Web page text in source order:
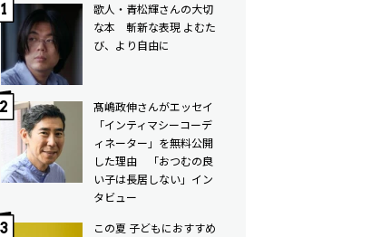
歌人・青松輝さんの大切
な本 斬新な表現 よむた
び、より自由に
髙嶋政伸さんがエッセイ
「インティマシーコーデ
ィネーター」を無料公開
した理由 「おつむの良
い子は長居しない」イン
タビュー
この夏 子どもにおすすめ